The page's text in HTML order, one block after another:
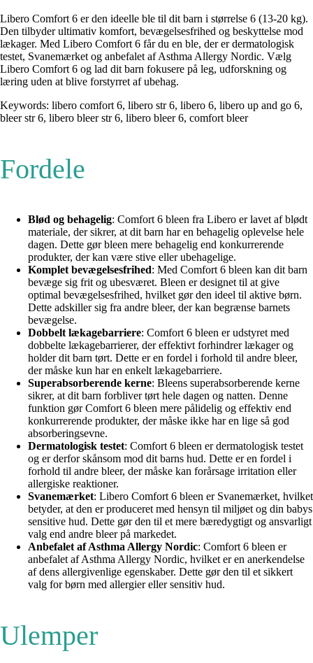
Libero Comfort 6 er den ideelle ble til dit barn i størrelse 6 (13-20 kg).
Den tilbyder ultimativ komfort, bevægelsesfrihed og beskyttelse mod
lækager. Med Libero Comfort 6 får du en ble, der er dermatologisk
testet, Svanemærket og anbefalet af Asthma Allergy Nordic. Vælg
Libero Comfort 6 og lad dit barn fokusere på leg, udforskning og
læring uden at blive forstyrret af ubehag.
Keywords: libero comfort 6, libero str 6, libero 6, libero up and go 6,
bleer str 6, libero bleer str 6, libero bleer 6, comfort bleer
Fordele
Blød og behagelig: Comfort 6 bleen fra Libero er lavet af blødt
materiale, der sikrer, at dit barn har en behagelig oplevelse hele
dagen. Dette gør bleen mere behagelig end konkurrerende
produkter, der kan være stive eller ubehagelige.
Komplet bevægelsesfrihed: Med Comfort 6 bleen kan dit barn
bevæge sig frit og ubesværet. Bleen er designet til at give
optimal bevægelsesfrihed, hvilket gør den ideel til aktive børn.
Dette adskiller sig fra andre bleer, der kan begrænse barnets
bevægelse.
Dobbelt lækagebarriere: Comfort 6 bleen er udstyret med
dobbelte lækagebarrierer, der effektivt forhindrer lækager og
holder dit barn tørt. Dette er en fordel i forhold til andre bleer,
der måske kun har en enkelt lækagebarriere.
Superabsorberende kerne: Bleens superabsorberende kerne
sikrer, at dit barn forbliver tørt hele dagen og natten. Denne
funktion gør Comfort 6 bleen mere pålidelig og effektiv end
konkurrerende produkter, der måske ikke har en lige så god
absorberingsevne.
Dermatologisk testet: Comfort 6 bleen er dermatologisk testet
og er derfor skånsom mod dit barns hud. Dette er en fordel i
forhold til andre bleer, der måske kan forårsage irritation eller
allergiske reaktioner.
Svanemærket: Libero Comfort 6 bleen er Svanemærket, hvilket
betyder, at den er produceret med hensyn til miljøet og din babys
sensitive hud. Dette gør den til et mere bæredygtigt og ansvarligt
valg end andre bleer på markedet.
Anbefalet af Asthma Allergy Nordic: Comfort 6 bleen er
anbefalet af Asthma Allergy Nordic, hvilket er en anerkendelse
af dens allergivenlige egenskaber. Dette gør den til et sikkert
valg for børn med allergier eller sensitiv hud.
Ulemper